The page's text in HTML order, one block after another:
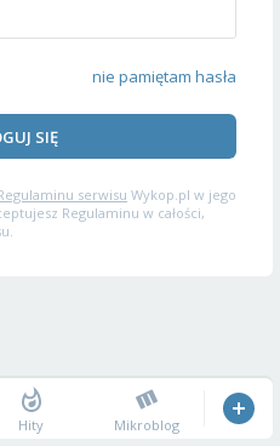
nie pamiętam hasła
SIĘ
serwisu Wykop.pl w jego
Regulaminu w całości,
Hity Mikroblog